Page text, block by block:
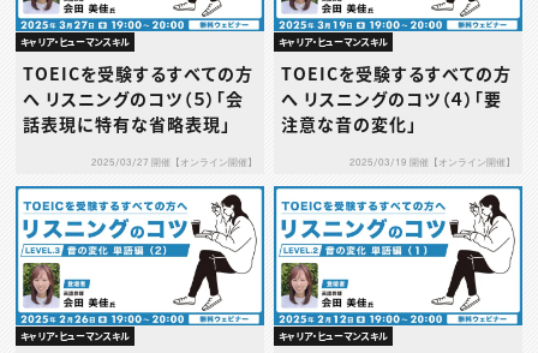
キャリア・ヒューマンスキル
TOEICを受験するすべての方
へ リスニングのコツ（５）「会
話表現に特有な省略表現」
2025/03/27 開催【オンライン開催】
キャリア・ヒューマンスキル
TOEICを受験するすべての方
へ リスニングのコツ（４）「要
注意な音の変化」
2025/03/19 開催【オンライン開催】
キャリア・ヒューマンスキル キャリア・ヒューマンスキル